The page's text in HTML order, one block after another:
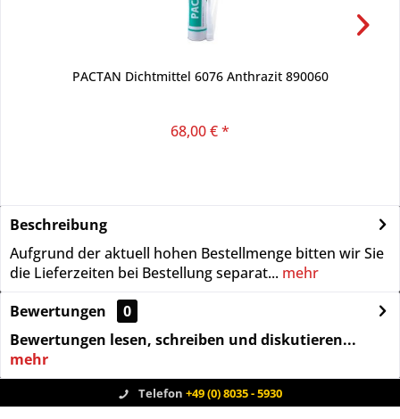
PACTAN Dichtmittel 6076 Anthrazit 890060
68,00 € *
Beschreibung
Aufgrund der aktuell hohen Bestellmenge bitten wir Sie
die Lieferzeiten bei Bestellung separat... mehr
Bewertungen
0
Bewertungen lesen, schreiben und diskutieren...
mehr
Telefon +49 (0) 8035 - 5930